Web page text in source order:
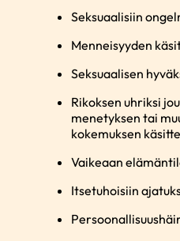
Seksuaalisiin
Menneisyyden
Seksuaalisen
Rikoksen uhriksi
menetyksen tai
kokemuksen
Vaikeaan
Itsetuhoisiin